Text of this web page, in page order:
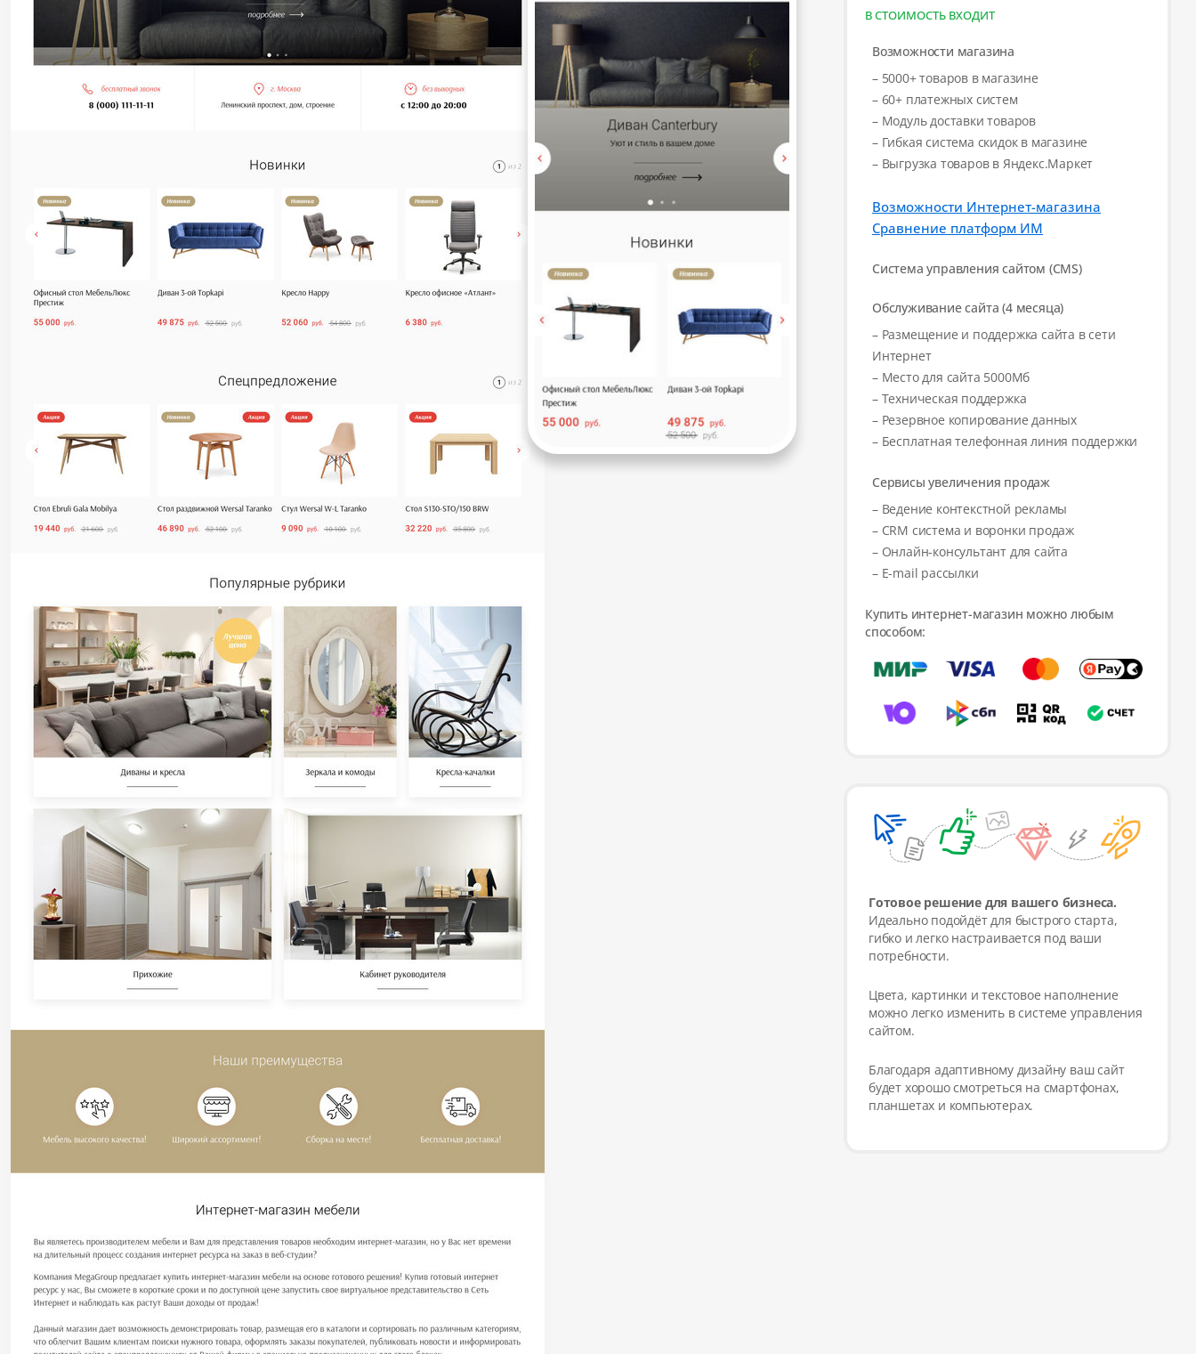
В СТОИМОСТЬ ВХОДИТ
Возможности магазина
– 5000+ товаров в магазине
– 60+ платежных систем
– Модуль доставки товаров
– Гибкая система скидок в магазине
– Выгрузка товаров в Яндекс.Маркет
Возможности Интернет-магазина
Сравнение платформ ИМ
Система управления сайтом (CMS)
Обслуживание сайта (4 месяца)
– Размещение и поддержка сайта в сети
Интернет
– Место для сайта 5000Мб
– Техническая поддержка
– Резервное копирование данных
– Бесплатная телефонная линия поддержки
Сервисы увеличения продаж
– Ведение контекстной рекламы
– CRM система и воронки продаж
– Онлайн-консультант для сайта
– E-mail рассылки
Купить интернет-магазин можно любым
способом:
Готовое решение для вашего бизнеса.
Идеально подойдёт для быстрого старта,
гибко и легко настраивается под ваши
потребности.
Цвета, картинки и текстовое наполнение
можно легко изменить в системе управления
сайтом.
Благодаря адаптивному дизайну ваш сайт
будет хорошо смотреться на смартфонах,
планшетах и компьютерах.